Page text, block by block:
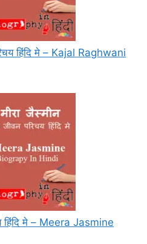
हिंदि मे – Kajal Raghwani
हिंदि मे – Meera Jasmine